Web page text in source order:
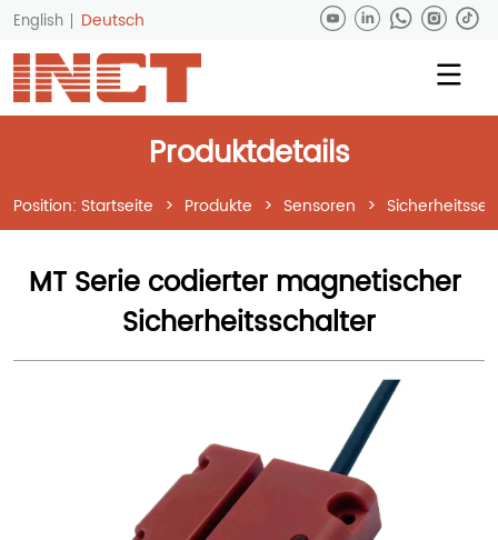
English Deutsch
Produktdetails
Position: Startseite > Produkte > Sensoren >
MT Serie codierter magnetischer
Sicherheitsschalter